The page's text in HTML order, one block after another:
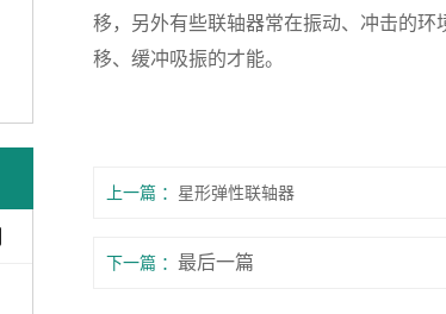
移，另外有些联轴器常在振动、冲击的
移、缓冲吸振的才能。
上一篇 星形弹性联轴器
下一篇 最后一篇